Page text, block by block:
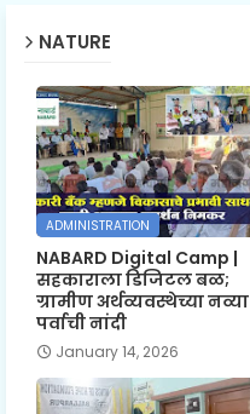
NATURE
ADMINISTRATION
NABARD Digital Camp |
सहकाराला डिजिटल बळ;
ग्रामीण अर्थव्यवस्थेच्या नव्या
पर्वाची नांदी
January 14, 2026